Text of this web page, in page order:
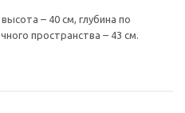
– 40 см, глубина по
пространства – 43 см.